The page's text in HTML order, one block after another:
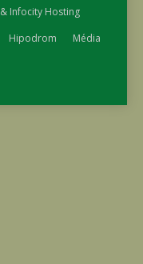
& Infocity Hosting
Hipodrom
Média